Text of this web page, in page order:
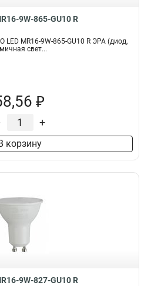
9W-865-GU10 R
MR16-9W-865-GU10 R ЭРА (диод,
свет...
₽
+
корзину
9W-827-GU10 R